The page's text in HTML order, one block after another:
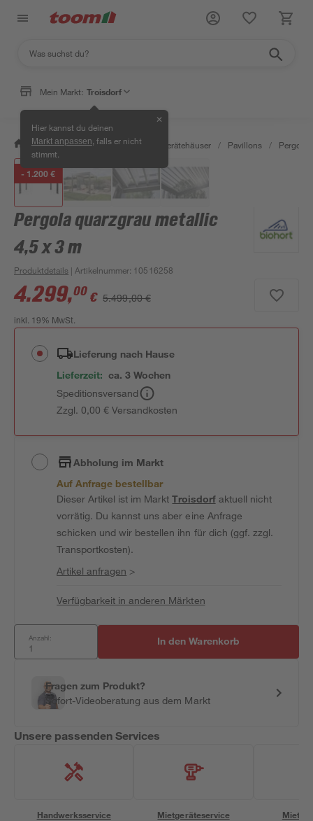
Mein Markt: Troisdorf
Hier kannst du deinen
Markt anpassen , falls er nicht
stimmt.
✕
/ Garten & Freizeit / Garten- & Gerätehäuser / Pavillons / Pergola
- 1.200 €
Pergola quarzgrau metallic
4,5 x 3 m
Produktdetails | Artikelnummer: 10516258
4.299,00 € 5.499,00 €
inkl. 19% MwSt.
Lieferung nach Hause
Lieferzeit: ca. 3 Wochen
Speditionsversand
Zzgl. 0,00 € Versandkosten
Abholung im Markt
Auf Anfrage bestellbar
Dieser Artikel ist im MarktTroisdorfaktuell nicht
vorrätig. Du kannst uns aber eine Anfrage
schicken und wir bestellen ihn für dich (ggf. zzgl.
Transportkosten).
Artikel anfragen >
Verfügbarkeit in anderen Märkten
Anzahl: In den Warenkorb
Fragen zum Produkt?
Sofort-Videoberatung aus dem Markt
Unsere passenden Services
Handwerksservice Mietgeräteservice